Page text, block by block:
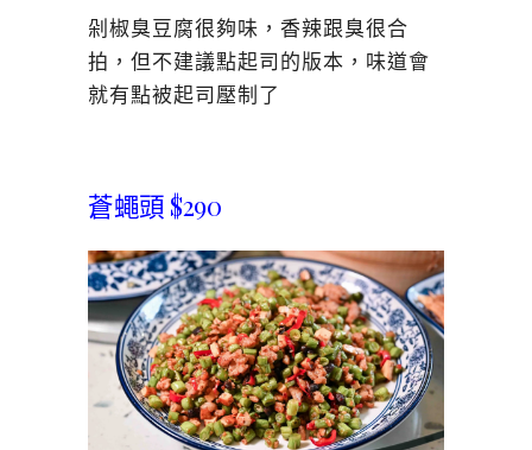
剁椒臭豆腐很夠味，香辣跟臭很合
拍，但不建議點起司的版本，味道會
就有點被起司壓制了
蒼蠅頭 $290